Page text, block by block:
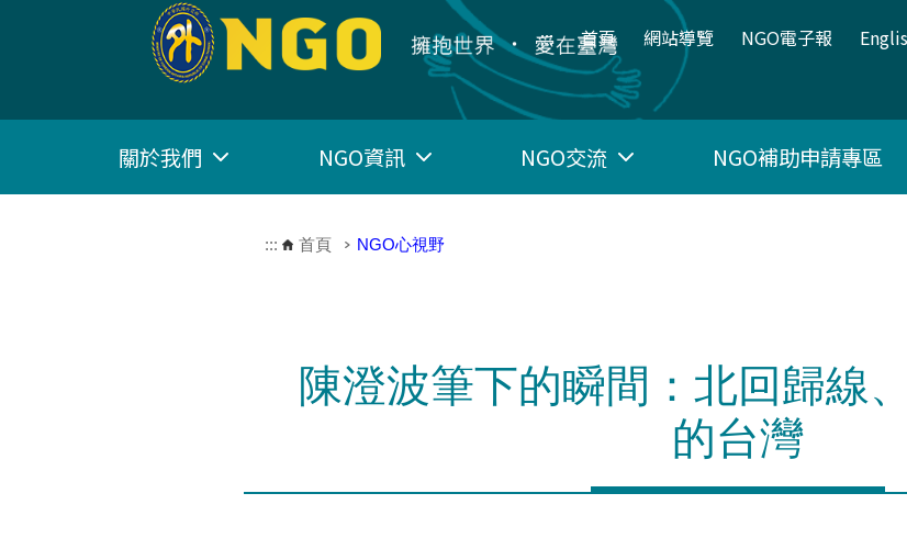
跳到主要內容區塊
::: 首頁 網站導覽 NGO電子報
關於我們 NGO資訊 NGO交流 NGO補助申請專區
::: 首頁 NGO心視野
陳澄波筆下的瞬間：北回歸線
的台灣